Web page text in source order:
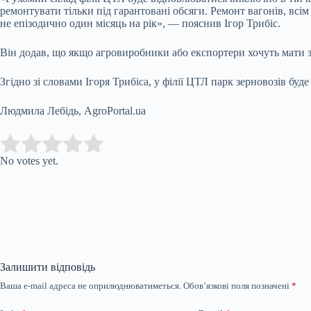
ремонтувати тільки під гарантовані обсяги. Ремонт вагонів,
не епізодично один місяць на рік», — пояснив Ігор Трибіс.
Він додав, що якщо агровиробники або експортери хочуть мати
Згідно зі словами Ігоря Трибіса, у філії ЦТЛ парк зерновозів
Людмила Лебідь, AgroPortal.ua
Rate this item:
No votes yet.
Залишити відповідь
Ваша e-mail адреса не оприлюднюватиметься. Обов’язкові поля позначені *